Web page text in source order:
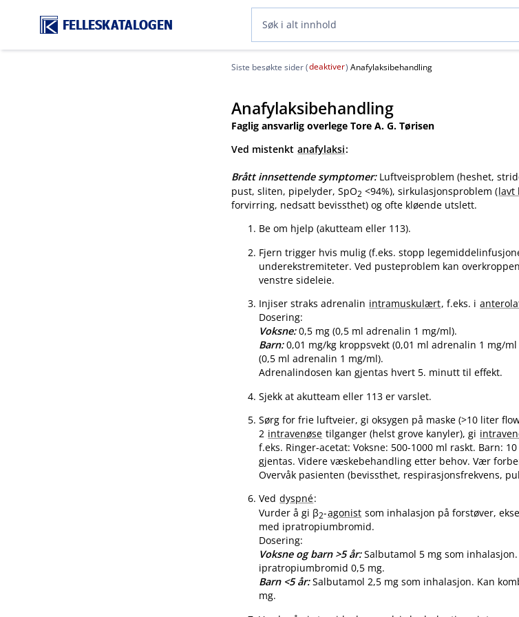
FELLESKATALOGEN
Siste besøkte sider (deaktiver) Anafylaksibehandling
Anafylaksibehandling
Faglig ansvarlig overlege Tore A. G. Tørisen
Ved mistenkt anafylaksi:
Brått innsettende symptomer:Luftveisproblem (heshet,
pust, sliten, pipelyder, SpO2 <94%), sirkulasjonsproblem (lavt
forvirring, nedsatt bevissthet) og ofte kløende utslett.
Be om hjelp (akutteam eller 113).
Fjern trigger hvis mulig (f.eks. stopp
underekstremiteter. Ved pusteproblem kan
venstre sideleie.
Injiser straks adrenalin intramuskulært, f.eks. i
Dosering:
Voksne:0,5 mg (0,5 ml adrenalin 1 mg​/​ml).
Barn:0,01 mg/kg kroppsvekt (0,01 ml adrenalin 1 mg/
(0,5 ml adrenalin 1 mg​/​ml).
Adrenalindosen kan gjentas hvert 5. minutt til effekt.
Sjekk at akutteam eller 113 er varslet.
Sørg for frie luftveier, gi oksygen på maske (>10 liter
2 intravenøse tilganger (helst grove kanyler), gi
f.eks. Ringer-acetat: Voksne: 500-1000 ml raskt. Barn:
gjentas. Videre væskebehandling etter behov. Vær
Overvåk pasienten (bevissthet, respirasjonsfrekvens,
Ved dyspné:
Vurder å gi β2-agonist som inhalasjon på forstøver,
med ipratropiumbromid.
Dosering:
Voksne og barn >5 år:Salbutamol 5 mg som
ipratropiumbromid 0,5 mg.
Barn <5 år:Salbutamol 2,5 mg som inhalasjon. Kan
mg.